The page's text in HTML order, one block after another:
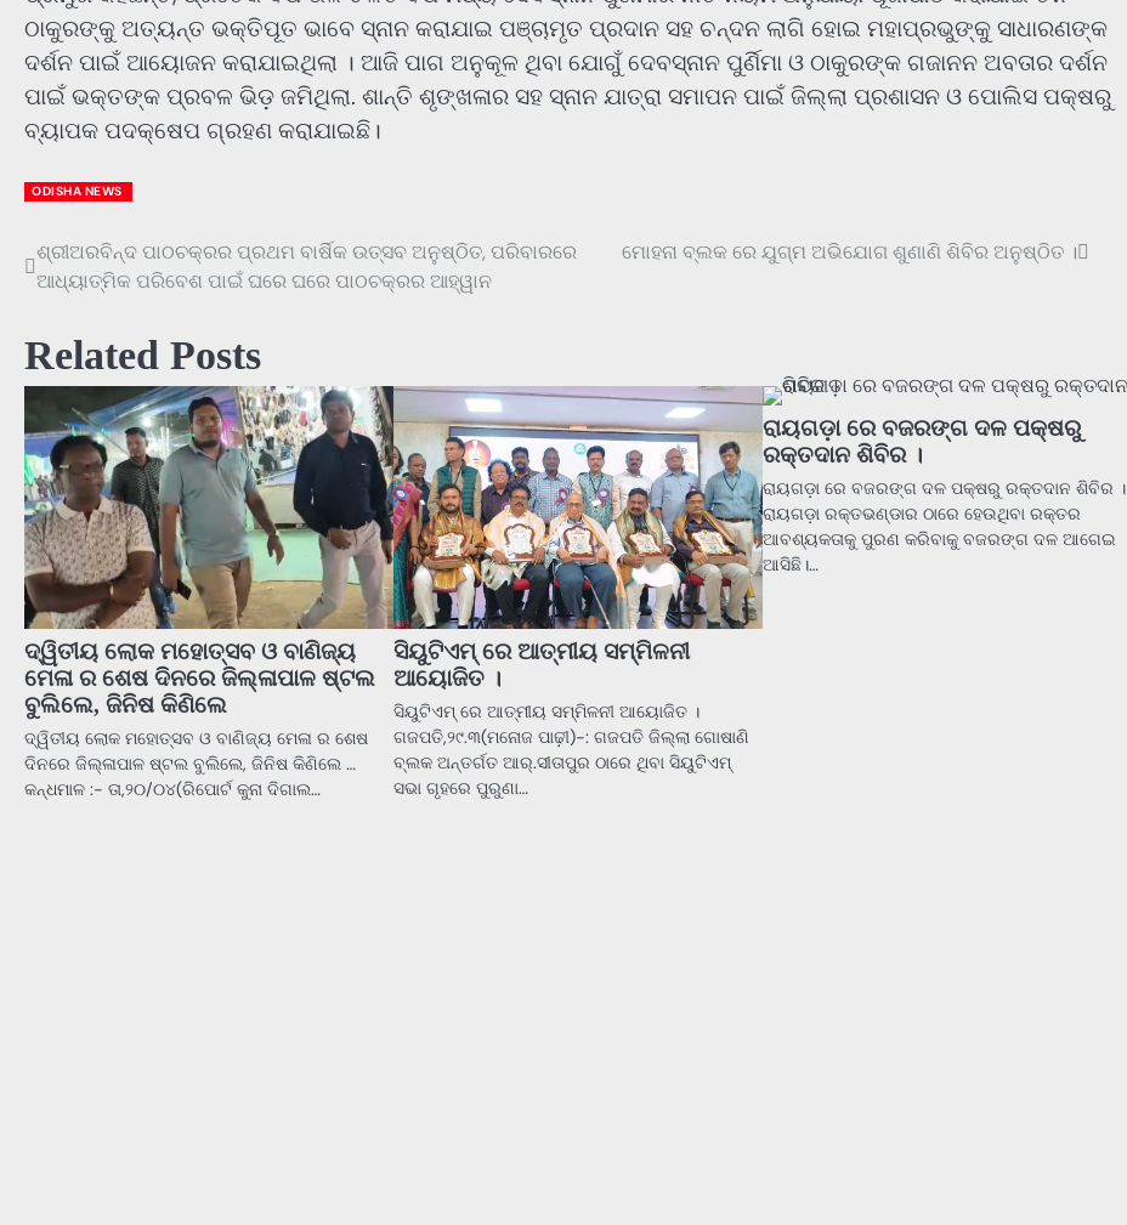
ଠାକୁରଙ୍କୁ ଅତ୍ୟନ୍ତ ଭକ୍ତିପୂତ ଭାବେ ସ୍ନାନ କରାଯାଇ ପଞ୍ଚାମୃତ ପ୍ରଦାନ ସହ ଚନ୍ଦନ ଲାଗି ହୋଇ ମହାପ୍ରଭୁଙ୍କୁ ସାଧାରଣଙ୍କ
ଦର୍ଶନ ପାଇଁ ଆୟୋଜନ କରାଯାଇଥିଲା । ଆଜି ପାଗ ଅନୁକୂଳ ଥିବା ଯୋଗୁଁ ଦେବସ୍ନାନ ପୁର୍ଣିମା ଓ ଠାକୁରଙ୍କ ଗଜାନନ ଅବତାର ଦର୍ଶନ
ପାଇଁ ଭକ୍ତଙ୍କ ପ୍ରବଳ ଭିଡ଼ ଜମିଥିଲା. ଶାନ୍ତି ଶୃଙ୍ଖଳାର ସହ ସ୍ନାନ ଯାତ୍ରା ସମାପନ ପାଇଁ ଜିଲ୍ଲା ପ୍ରଶାସନ ଓ ପୋଲିସ ପକ୍ଷରୁ
ବ୍ୟାପକ ପଦକ୍ଷେପ ଗ୍ରହଣ କରାଯାଇଛି।
ODISHA NEWS
Post
navigation
ଶ୍ରୀଅରବିନ୍ଦ ପାଠଚକ୍ରର ପ୍ରଥମ ବାର୍ଷିକ ଉତ୍ସବ ଅନୁଷ୍ଠିତ, ପରିବାରରେ
ଆଧ୍ୟାତ୍ମିକ ପରିବେଶ ପାଇଁ ଘରେ ଘରେ ପାଠଚକ୍ରର ଆହ୍ୱାନ
ମୋହନା ବ୍ଲକ ରେ ଯୁଗ୍ମ ଅଭିଯୋଗ ଶୁଣାଣି ଶିବିର ଅନୁଷ୍ଠିତ ।
Related Posts
ଦ୍ୱିତୀୟ ଲୋକ ମହୋତ୍ସବ ଓ ବାଣିଜ୍ୟ
ମେଳା ର ଶେଷ ଦିନରେ ଜିଲ୍ଳାପାଳ ଷ୍ଟଲ
ବୁଲିଲେ, ଜିନିଷ କିଣିଲେ
ଦ୍ୱିତୀୟ ଲୋକ ମହୋତ୍ସବ ଓ ବାଣିଜ୍ୟ ମେଳା ର ଶେଷ
ଦିନରେ ଜିଲ୍ଳାପାଳ ଷ୍ଟଲ ବୁଲିଲେ, ଜିନିଷ କିଣିଲେ …
କନ୍ଧମାଳ :- ତା,୨୦/୦୪(ରିପୋର୍ଟ କୁନା ଦିଗାଲ…
ସିୟୁଟିଏମ୍ ରେ ଆତ୍ମୀୟ ସମ୍ମିଳନୀ
ଆୟୋଜିତ ।
ସିୟୁଟିଏମ୍ ରେ ଆତ୍ମୀୟ ସମ୍ମିଳନୀ ଆୟୋଜିତ ।
ଗଜପତି,୨୯.୩(ମନୋଜ ପାଢ଼ୀ)-: ଗଜପତି ଜିଲ୍ଲା ଗୋଷାଣି
ବ୍ଲକ ଅନ୍ତର୍ଗତ ଆର୍.ସୀତାପୁର ଠାରେ ଥିବା ସିୟୁଟିଏମ୍
ସଭା ଗୃହରେ ପୁରୁଣା…
ରାୟଗଡ଼ା ରେ ବଜରଙ୍ଗ ଦଳ ପକ୍ଷରୁ
ରକ୍ତଦାନ ଶିବିର ।
ରାୟଗଡ଼ା ରେ ବଜରଙ୍ଗ ଦଳ ପକ୍ଷରୁ ରକ୍ତଦାନ ଶିବିର ।
ରାୟଗଡ଼ା ରକ୍ତଭଣ୍ଡାର ଠାରେ ହେଉଥିବା ରକ୍ତର
ଆବଶ୍ୟକତାକୁ ପୁରଣ କରିବାକୁ ବଜରଙ୍ଗ ଦଳ ଆଗେଇ
ଆସିଛି।…